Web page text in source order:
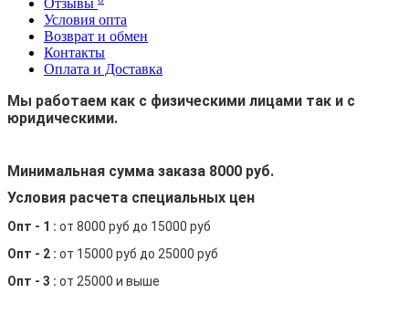
Отзывы
Условия опта
Возврат и обмен
Контакты
Оплата и Доставка
Мы работаем как с физическими лицами так и с
юридическими.
Минимальная сумма заказа 8000 руб.
Условия расчета специальных цен
Опт - 1 : от 8000 руб до 15000 руб
Опт - 2 : от 15000 руб до 25000 руб
Опт - 3 : от 25000 и выше